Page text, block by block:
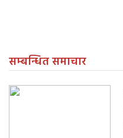
सम्बन्धित समाचार